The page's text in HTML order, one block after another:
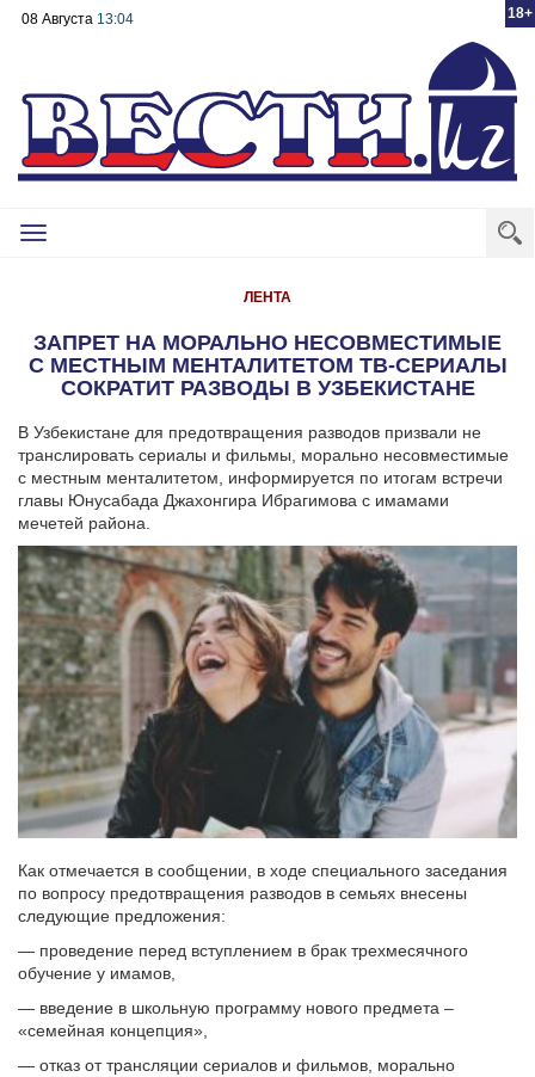
18+
08 Августа 13:04
Toggle
ЛЕНТА
ЗАПРЕТ НА МОРАЛЬНО НЕСОВМЕСТИМЫЕ
С МЕСТНЫМ МЕНТАЛИТЕТОМ ТВ-СЕРИАЛЫ
СОКРАТИТ РАЗВОДЫ В УЗБЕКИСТАНЕ
В Узбекистане для предотвращения разводов призвали не
транслировать сериалы и фильмы, морально несовместимые
с местным менталитетом, информируется по итогам встречи
главы Юнусабада Джахонгира Ибрагимова с имамами
мечетей района.
Как отмечается в сообщении, в ходе специального заседания
по вопросу предотвращения разводов в семьях внесены
следующие предложения:
— проведение перед вступлением в брак трехмесячного
обучение у имамов,
— введение в школьную программу нового предмета –
«семейная концепция»,
— отказ от трансляции сериалов и фильмов, морально